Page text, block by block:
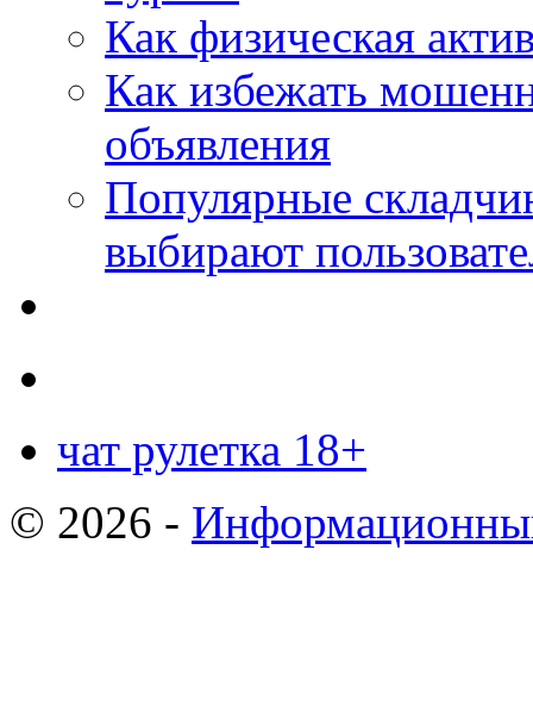
Как физическая
Как избежать
объявления
Популярные
выбирают
чат рулетка 18+
© 2026 -